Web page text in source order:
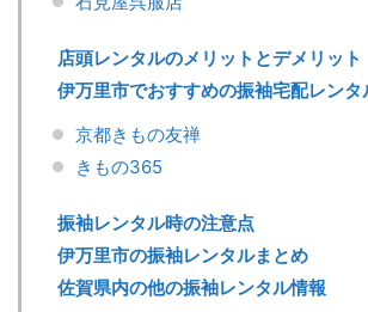
店頭レンタルのメリットとデメリット
伊万里市でおすすめの振袖宅配レンタ
京都きもの友禅
きもの365
振袖レンタル時の注意点
伊万里市の振袖レンタルまとめ
佐賀県内の他の振袖レンタル情報